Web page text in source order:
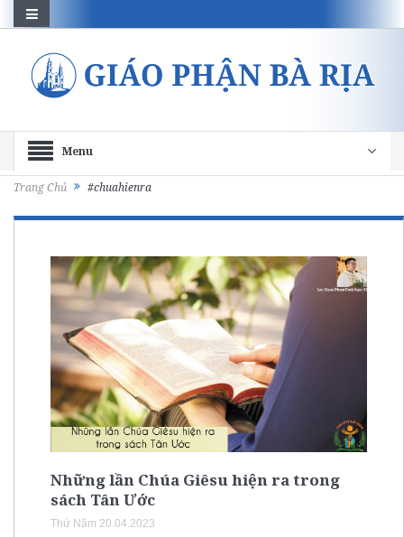
Menu
Trang Chủ #chuahienra
Những lần Chúa Giêsu hiện ra trong
sách Tân Ước
Thứ Năm 20.04.2023